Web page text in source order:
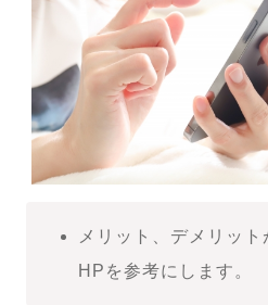
メリット、デメリッ
HPを参考にします。